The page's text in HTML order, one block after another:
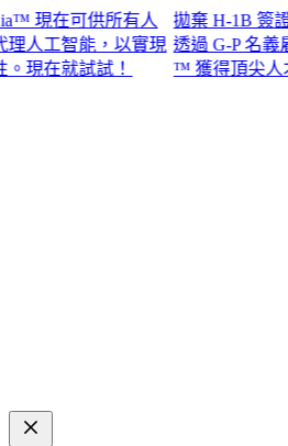
在可供所有人
工智能，以實現
在就試試！​​
拋棄 H-1B 簽證。
透過 G-P 名義雇主
™ 獲得頂尖人才。​​